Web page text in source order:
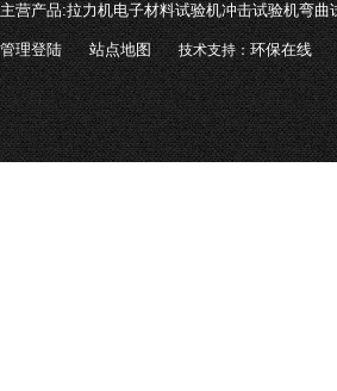
主营产品:拉力机电子材料试验机冲击试验机弯
管理登陆 站点地图 技术支持：环保在线